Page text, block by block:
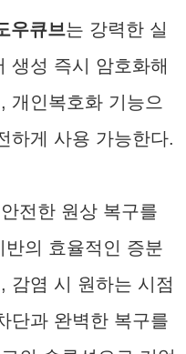
우큐브는 강력한 실
생성 즉시 암호화해
개인복호화 기능으
하게 사용 가능한다.
전한 원상 복구를
의 효율적인 증분
감염 시 원하는 시점
단과 완벽한 복구를